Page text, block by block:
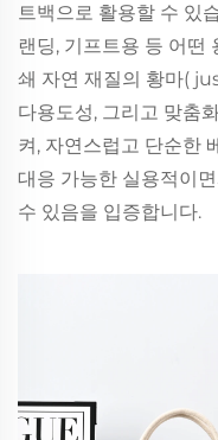
트백으로 활용할 수 있
랜딩, 기프트용 등 어떤
쇄 자연 재질의 황마(
다용도성, 그리고 맞춤
켜, 자연스럽고 단순한
대응 가능한 실용적이
수 있음을 입증합니다.